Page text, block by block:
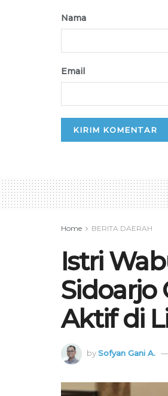
Nama
Email
Home BERITA DAERAH
Istri
Sidoarjo
Aktif di
bySofyan Gani A.